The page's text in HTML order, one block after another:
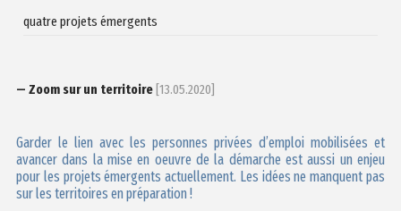
quatre projets émergents
— Zoom sur un territoire[13.05.2020]
Garder le lien avec les personnes privées d’emploi mobilisées et
avancer dans la mise en oeuvre de la démarche est aussi un enjeu
pour les projets émergents actuellement. Les idées ne manquent pas
sur les territoires en préparation !